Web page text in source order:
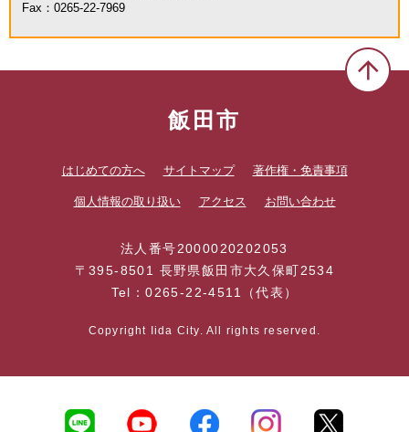
Fax：0265-22-7969
飯田市
はじめての方へ サイトマップ 著作権・免責事項
個人情報の取り扱い アクセス お問い合わせ
法人番号2000020202053
〒395-8501 長野県飯田市大久保町2534
Tel：0265-22-4511（代表）
Copyright Iida City. All rights reserved.